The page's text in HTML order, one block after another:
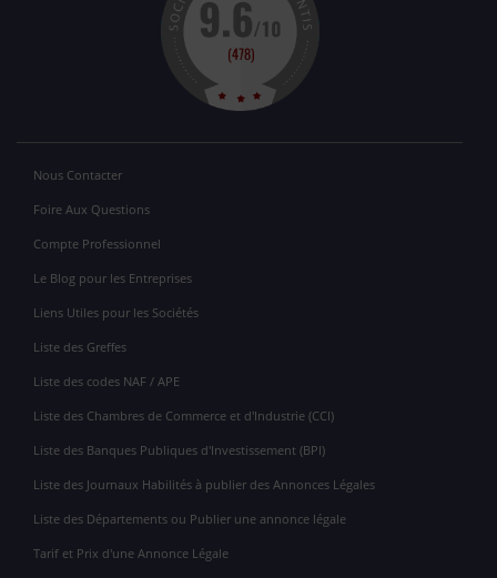
Nous Contacter
Foire Aux Questions
Compte Professionnel
Le Blog pour les Entreprises
Liens Utiles pour les Sociétés
Liste des Greffes
Liste des codes NAF / APE
Liste des Chambres de Commerce et d'Industrie (CCI)
Liste des Banques Publiques d'Investissement (BPI)
Liste des Journaux Habilités à publier des Annonces Légales
Liste des Départements ou Publier une annonce légale
Tarif et Prix d'une Annonce Légale